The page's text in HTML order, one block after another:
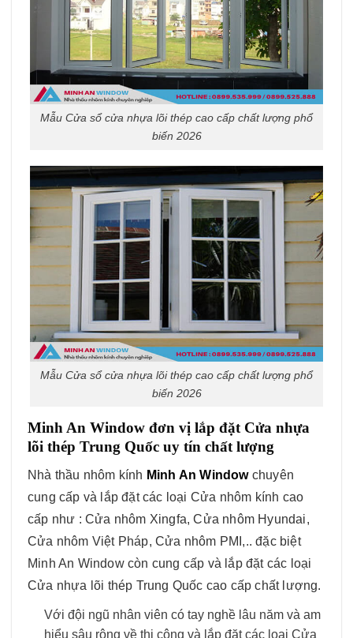
Mẫu Cửa sổ cửa nhựa lõi thép cao cấp chất lượng phổ
biến 2026
Mẫu Cửa sổ cửa nhựa lõi thép cao cấp chất lượng phổ
biến 2026
Minh An Window đơn vị lắp đặt Cửa nhựa
lõi thép Trung Quốc uy tín chất lượng
Nhà thầu nhôm kính Minh An Windowchuyên
cung cấp và lắp đặt các loại Cửa nhôm kính cao
cấp như : Cửa nhôm Xingfa, Cửa nhôm Hyundai,
Cửa nhôm Việt Pháp, Cửa nhôm PMI,.. đặc biệt
Minh An Window còn cung cấp và lắp đặt các loại
Cửa nhựa lõi thép Trung Quốc cao cấp chất lượng.
Với đội ngũ nhân viên có tay nghề lâu năm và am
hiểu sâu rộng về thi công và lắp đặt các loại Cửa